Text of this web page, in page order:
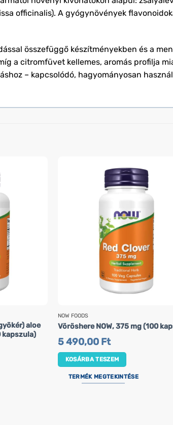
officinalis). A gyógynövények
összefüggő készítményekben és a
a citromfüvet kellemes, aromás profilja
– kapcsolódó, hagyományosan
aloe
kapszula)
NOW FOODS
Vöröshere NOW, 375 mg (100
5 490,00 Ft
KOSÁRBA TESZEM
TERMÉK MEGTEKINTÉSE